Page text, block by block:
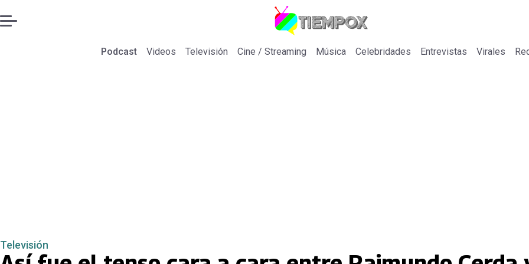
Podcast Videos Televisión Cine / Streaming Música Celebridades Entrevistas Virales
Televisión